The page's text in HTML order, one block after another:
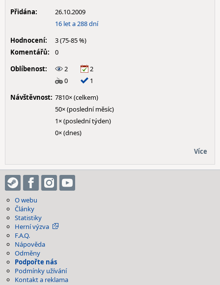
Přidána:
26.10.2009
16 let a 288 dní
Hodnocení:
3 (75-85 %)
Komentářů:
0
Oblíbenost:
2
2
0
1
Návštěvnost: 7810× (celkem)
50× (poslední měsíc)
1× (poslední týden)
0× (dnes)
Více
O webu
Články
Statistiky
Herní výzva
F.A.Q.
Nápověda
Odměny
Podpořte nás
Podmínky užívání
Kontakt a reklama